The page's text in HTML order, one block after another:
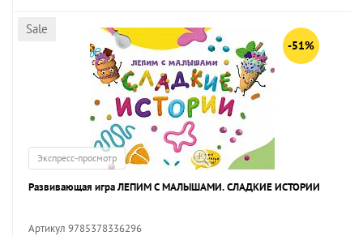
Sale
-51%
Экспресс-просмотр
Развивающая игра ЛЕПИМ С МАЛЫШАМИ. СЛАДКИЕ ИСТОРИИ
Артикул 9785378336296